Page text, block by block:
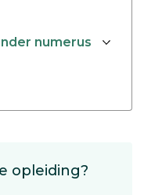
numerus
opleiding?